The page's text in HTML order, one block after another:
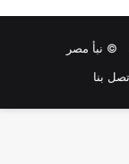
بنا